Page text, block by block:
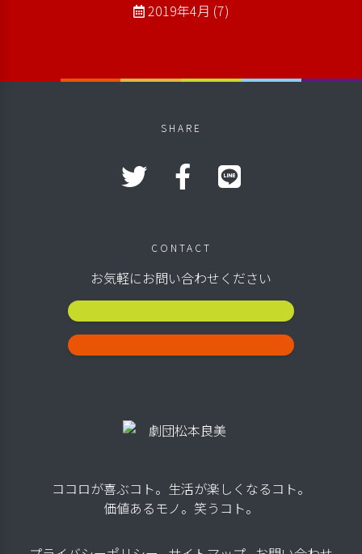
2019年4月 (7)
SHARE
CONTACT
お気軽にお問い合わせください
公演スケジュール
お問い合わせ
ココロが喜ぶコト。生活が楽しくなるコト。
価値あるモノ。笑うコト。